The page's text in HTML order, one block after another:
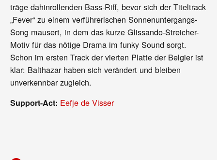
träge dahinrollenden Bass-Riff, bevor sich der Titeltrack
„Fever“ zu einem verführerischen Sonnenuntergangs-
Song mausert, in dem das kurze Glissando-Streicher-
Motiv für das nötige Drama im funky Sound sorgt.
Schon im ersten Track der vierten Platte der Belgier ist
klar: Balthazar haben sich verändert und bleiben
unverkennbar zugleich.
Support-Act: Eefje de Visser